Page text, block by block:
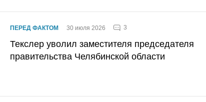
ПЕРЕД ФАКТОМ 30 июля 2026 3
Текслер уволил заместителя председателя
правительства Челябинской области